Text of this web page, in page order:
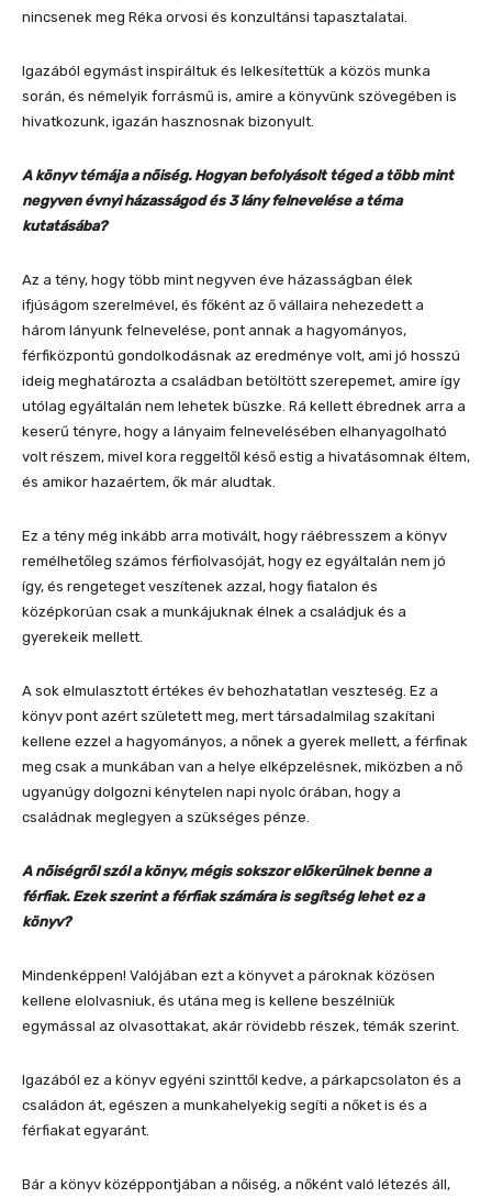
nincsenek meg Réka orvosi és konzultánsi tapasztalatai.
Igazából egymást inspiráltuk és lelkesítettük a közös munka
során, és némelyik forrásmű is, amire a könyvünk szövegében is
hivatkozunk, igazán hasznosnak bizonyult.
A könyv témája a nőiség. Hogyan befolyásolt téged a több mint
negyven évnyi házasságod és 3 lány felnevelése a téma
kutatásába?
Az a tény, hogy több mint negyven éve házasságban élek
ifjúságom szerelmével, és főként az ő vállaira nehezedett a
három lányunk felnevelése, pont annak a hagyományos,
férfiközpontú gondolkodásnak az eredménye volt, ami jó hosszú
ideig meghatározta a családban betöltött szerepemet, amire így
utólag egyáltalán nem lehetek büszke. Rá kellett ébrednek arra a
keserű tényre, hogy a lányaim felnevelésében elhanyagolható
volt részem, mivel kora reggeltől késő estig a hivatásomnak éltem,
és amikor hazaértem, ők már aludtak.
Ez a tény még inkább arra motivált, hogy ráébresszem a könyv
remélhetőleg számos férfiolvasóját, hogy ez egyáltalán nem jó
így, és rengeteget veszítenek azzal, hogy fiatalon és
középkorúan csak a munkájuknak élnek a családjuk és a
gyerekeik mellett.
A sok elmulasztott értékes év behozhatatlan veszteség. Ez a
könyv pont azért született meg, mert társadalmilag szakítani
kellene ezzel a hagyományos, a nőnek a gyerek mellett, a férfinak
meg csak a munkában van a helye elképzelésnek, miközben a nő
ugyanúgy dolgozni kénytelen napi nyolc órában, hogy a
családnak meglegyen a szükséges pénze.
A nőiségről szól a könyv, mégis sokszor előkerülnek benne a
férfiak. Ezek szerint a férfiak számára is segítség lehet ez a
könyv?
Mindenképpen! Valójában ezt a könyvet a pároknak közösen
kellene elolvasniuk, és utána meg is kellene beszélniük
egymással az olvasottakat, akár rövidebb részek, témák szerint.
Igazából ez a könyv egyéni szinttől kedve, a párkapcsolaton és a
családon át, egészen a munkahelyekig segíti a nőket is és a
férfiakat egyaránt.
Bár a könyv középpontjában a nőiség, a nőként való létezés áll,